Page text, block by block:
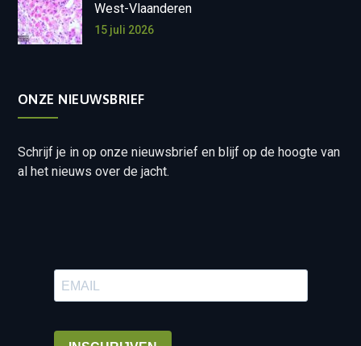
West-Vlaanderen
15 juli 2026
ONZE NIEUWSBRIEF
Schrijf je in op onze nieuwsbrief en blijf op de hoogte van
al het nieuws over de jacht.